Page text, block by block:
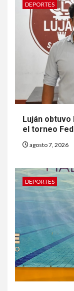
DEPORTES
Luján
el torneo
agosto 7, 2026
DEPORTES